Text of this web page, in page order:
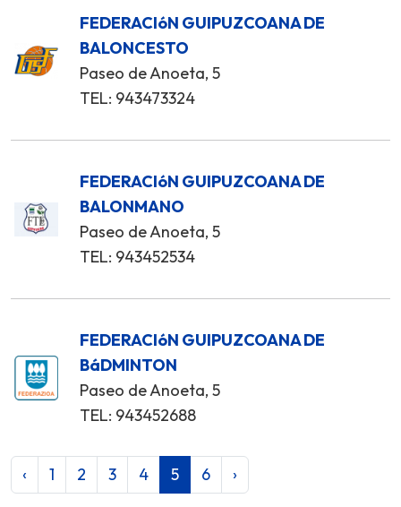
FEDERACIóN GUIPUZCOANA DE
BALONCESTO
Paseo de Anoeta, 5
TEL: 943473324
FEDERACIóN GUIPUZCOANA DE
BALONMANO
Paseo de Anoeta, 5
TEL: 943452534
FEDERACIóN GUIPUZCOANA DE
BáDMINTON
Paseo de Anoeta, 5
TEL: 943452688
‹ 1 2 3 4 5 6 ›